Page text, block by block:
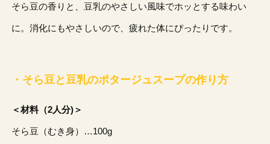
そら豆の香りと、豆乳のやさしい風味でホッとする味わい
に。消化にもやさしいので、疲れた体にぴったりです。
・そら豆と豆乳のポタージュスープの作り方
＜材料（2人分)＞
そら豆（むき身）…100g